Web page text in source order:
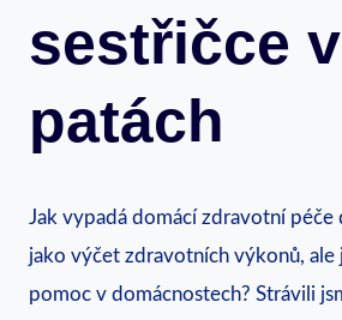
sestřičce v
patách
Jak vypadá domácí zdravotní
jako výčet zdravotních výkonů, ale
pomoc v domácnostech? Strávili